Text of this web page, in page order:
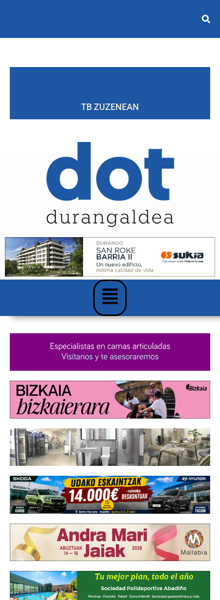
TB ZUZENEAN